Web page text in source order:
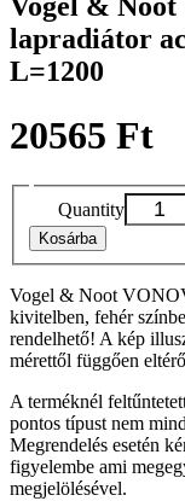
lapradiátor
L=1200
20565 Ft
Quantity
Kosárba
Vogel & Noot
kivitelben, fehér
rendelhető! A kép
mérettől függően
A terméknél
pontos típust nem
Megrendelés esetén
figyelembe ami
megjelölésével.